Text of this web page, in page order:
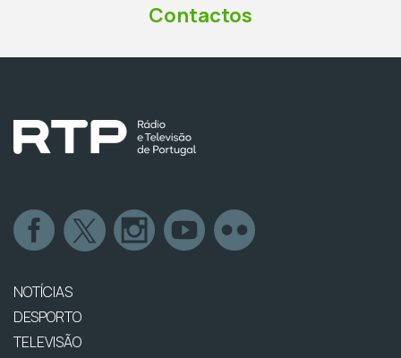
Contactos
NOTÍCIAS
DESPORTO
TELEVISÃO